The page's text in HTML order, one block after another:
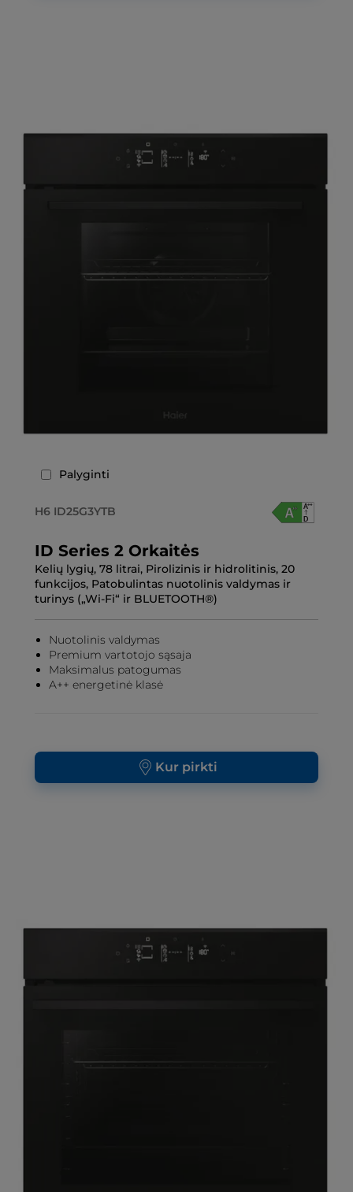
Palyginti
H6 ID25G3YTB
ID Series 2 Orkaitės
Kelių lygių, 78 litrai, Pirolizinis ir hidrolitinis, 20
funkcijos, Patobulintas nuotolinis valdymas ir
turinys („Wi-Fi“ ir BLUETOOTH®)
Nuotolinis valdymas
Premium vartotojo sąsaja
Maksimalus patogumas
A++ energetinė klasė
Kur pirkti